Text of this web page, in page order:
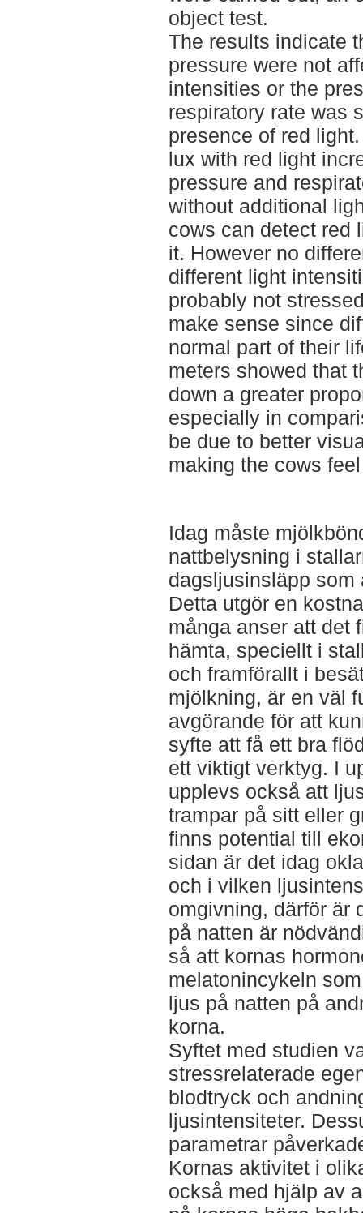
object test.
The results indicate
pressure were not
intensities or the
respiratory rate was
presence of red
lux with red light
pressure and
without additional
cows can detect red
it. However no
different light
probably not
make sense since
normal part of their
meters showed that
down a greater
especially in
be due to better
making the cows
Idag måste
nattbelysning i
dagsljusinsläpp som
Detta utgör en
många anser att det
hämta, speciellt i
och framförallt i
mjölkning, är en väl
avgörande för att
syfte att få ett bra
ett viktigt verktyg. I
upplevs också att
trampar på sitt eller
finns potential till
sidan är det idag
och i vilken
omgivning, därför är
på natten är
så att kornas
melatonincykeln
ljus på natten på
korna.
Syftet med studien
stressrelaterade
blodtryck och
ljusintensiteter.
parametrar
Kornas aktivitet i
också med hjälp av